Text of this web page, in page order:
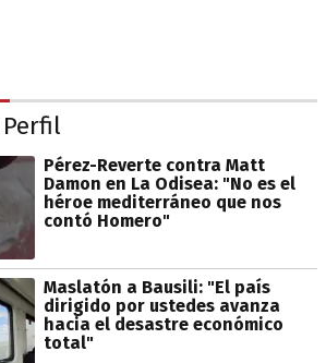
Pérez-Reverte contra Matt
Damon en La Odisea: "No es el
héroe mediterráneo que nos
contó Homero"
Maslatón a Bausili: "El país
dirigido por ustedes avanza
hacia el desastre económico
total"